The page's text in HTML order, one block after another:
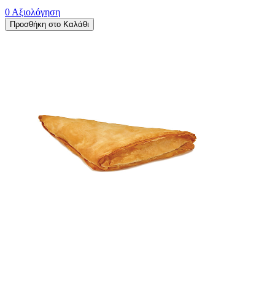
0 Αξιολόγηση
Προσθήκη στο Καλάθι